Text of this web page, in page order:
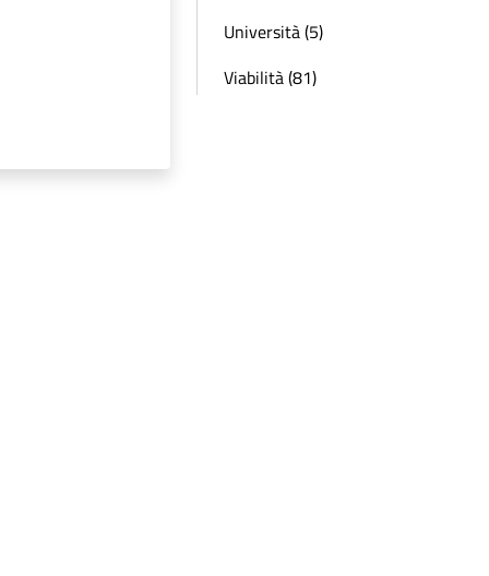
Università (5)
Viabilità (81)